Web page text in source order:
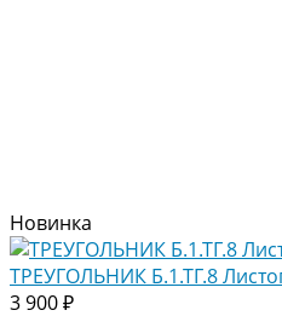
Новинка
ТРЕУГОЛЬНИК Б.1.ТГ.8
3 900 ₽